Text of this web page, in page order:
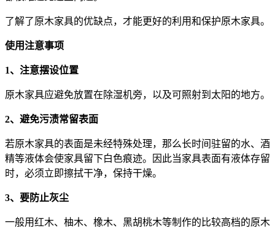
了解了原木家具的优缺点，才能更好的利用和保护原木家具。
使用注意事项
1、注意摆设位置
原木家具应避免放置在除湿机旁，以及可照射到太阳的地方。
2、避免污渍常留表面
若原木家具的表面是未经特殊处理，那么长时间驻留的水、酒
精等液体会使家具留下白色痕迹。因此当家具表面有液体存留
时，必须立即擦拭干净，保持干燥。
3、要防止灰尘
一般用红木、柚木、橡木、黑胡桃木等制作的比较高档的原木